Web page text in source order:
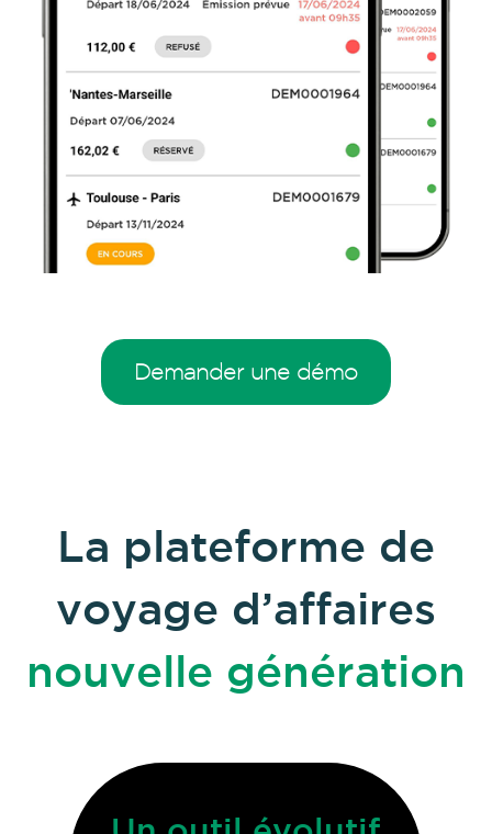
Demander une démo
La plateforme de
voyage d’affaires
nouvelle génération